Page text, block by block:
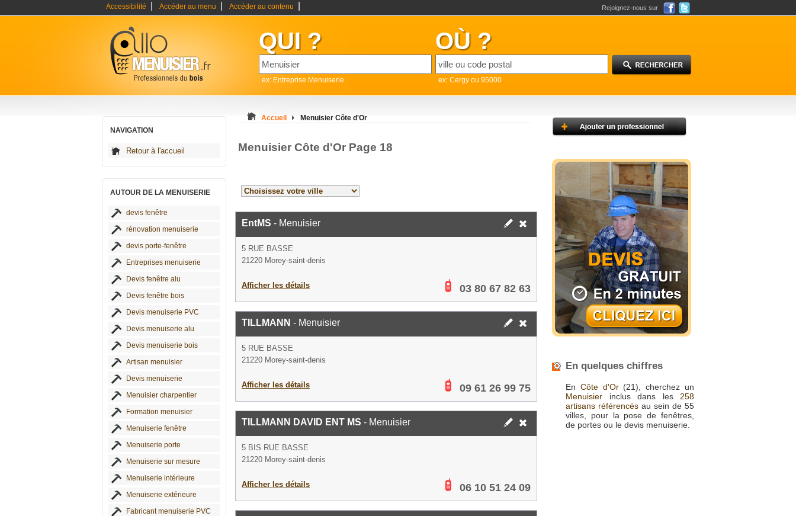
Accessibilité Accéder au menu Accéder au contenu Rejoignez-nous sur
QUI ?
ex: Entreprise Menuiserie
OÙ ?
ex: Cergy ou 95000
NAVIGATION
Retour à l'accueil
AUTOUR DE LA MENUISERIE
devis fenêtre
rénovation menuiserie
devis porte-fenêtre
Entreprises menuiserie
Devis fenêtre alu
Devis fenêtre bois
Devis menuiserie PVC
Devis menuiserie alu
Devis menuiserie bois
Artisan menuisier
Devis menuiserie
Menuisier charpentier
Formation menuisier
Menuiserie fenêtre
Menuiserie porte
Menuiserie sur mesure
Menuiserie intérieure
Menuiserie extérieure
Fabricant menuiserie PVC
Accueil Menuisier Côte d'Or
Menuisier Côte d'Or Page 18
EntMS - Menuisier
5 RUE BASSE
21220 Morey-saint-denis
Afficher les détails 03 80 67 82 63
TILLMANN - Menuisier
5 RUE BASSE
21220 Morey-saint-denis
Afficher les détails 09 61 26 99 75
TILLMANN DAVID ENT MS - Menuisier
5 BIS RUE BASSE
21220 Morey-saint-denis
Afficher les détails 06 10 51 24 09
En quelques chiffres
En Côte d'Or(21), cherchez un
Menuisier inclus dans les 258
artisans référencés au sein de 55
villes, pour la pose de fenêtres,
de portes ou le devis menuiserie.